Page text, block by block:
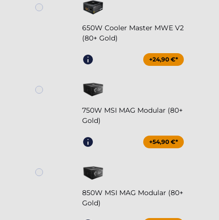
650W Cooler Master MWE V2
(80+ Gold)
+24,90 €*
750W MSI MAG Modular (80+
Gold)
+54,90 €*
850W MSI MAG Modular (80+
Gold)